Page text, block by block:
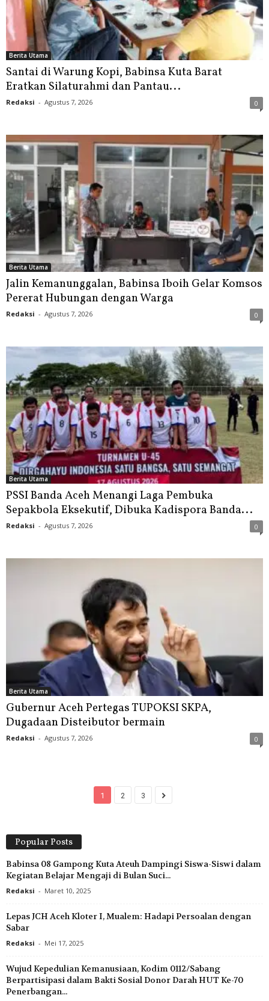
Berita Utama
Santai di Warung Kopi, Babinsa Kuta Barat
Eratkan Silaturahmi dan Pantau...
Redaksi - Agustus 7, 2026 0
Berita Utama
Jalin Kemanunggalan, Babinsa Iboih Gelar Komsos
Pererat Hubungan dengan Warga
Redaksi - Agustus 7, 2026 0
Berita Utama
PSSI Banda Aceh Menangi Laga Pembuka
Sepakbola Eksekutif, Dibuka Kadispora Banda...
Redaksi - Agustus 7, 2026 0
Berita Utama
Gubernur Aceh Pertegas TUPOKSI SKPA,
Dugadaan Disteibutor bermain
Redaksi - Agustus 7, 2026 0
1 2 3
Popular Posts
Babinsa 08 Gampong Kuta Ateuh Dampingi Siswa-Siswi dalam
Kegiatan Belajar Mengaji di Bulan Suci...
Redaksi - Maret 10, 2025
Lepas JCH Aceh Kloter I, Mualem: Hadapi Persoalan dengan
Sabar
Redaksi - Mei 17, 2025
Wujud Kepedulian Kemanusiaan, Kodim 0112/Sabang
Berpartisipasi dalam Bakti Sosial Donor Darah HUT Ke-70
Penerbangan...